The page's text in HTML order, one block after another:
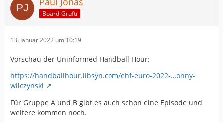
Board-Grufti
13. Januar 2022 um 10:19
Vorschau der Uninformed Handball Hour:
https://handballhour.libsyn.com/ehf-euro-2022-…onny-
wilczynski
Für Gruppe A und B gibt es auch schon eine Episode und
weitere kommen noch.